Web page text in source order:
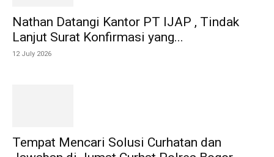
Nathan Datangi Kantor PT IJAP , Tindak
Lanjut Surat Konfirmasi yang...
12 July 2026
Tempat Mencari Solusi Curhatan dan